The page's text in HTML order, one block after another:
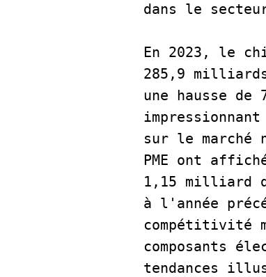
dans le
En 2023, le
285,9
une hausse
sur le
PME ont
1,15 milliard
à l'année
compétitivité
composants
tendances